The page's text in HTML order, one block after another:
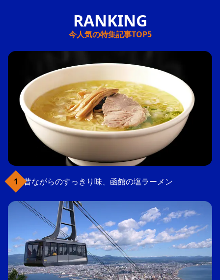
今人気の特集記事TOP5
昔ながらのすっきり味、函館の塩ラーメン